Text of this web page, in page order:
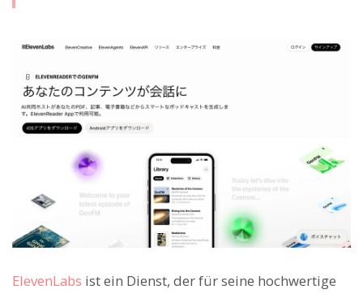
ElevenLabs ist ein Dienst, der für seine hochwertige